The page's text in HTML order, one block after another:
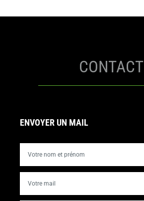
CONTACT
ENVOYER UN MAIL